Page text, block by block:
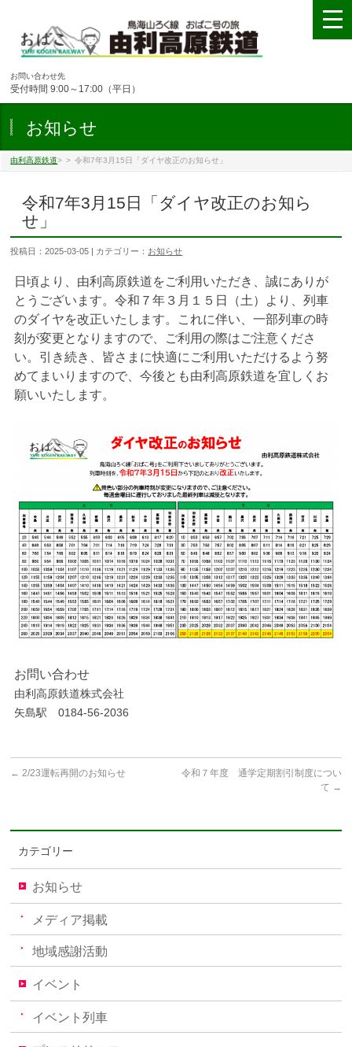
お問い合わせ先
受付時間 9:00～17:00（平日）
お知らせ
由利高原鉄道> > 令和7年3月15日「ダイヤ改正のお知らせ」
令和7年3月15日「ダイヤ改正のお知ら
せ」
投稿日：2025-03-05 | カテゴリー： お知らせ
日頃より、由利高原鉄道をご利用いただき、誠にありが
とうございます。令和７年３月１５日（土）より、列車
のダイヤを改正いたします。これに伴い、一部列車の時
刻が変更となりますので、ご利用の際はご注意くださ
い。引き続き、皆さまに快適にご利用いただけるよう努
めてまいりますので、今後とも由利高原鉄道を宜しくお
願いいたします。
お問い合わせ
由利高原鉄道株式会社
矢島駅 0184‐56‐2036
← 2/23運転再開のお知らせ
令和７年度 通学定期割引制度につい
て →
カテゴリー
お知らせ
メディア掲載
地域感謝活動
イベント
イベント列車